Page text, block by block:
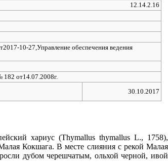
12.14.2.16
10-27,Управление обеспечения ведения
от14.07.2008г.
30.10.2017
хариус (Thymallus thymallus L., 1758),
Кокшага. В месте слияния с рекой Малая
дубом черешчатым, ольхой черной, ивой